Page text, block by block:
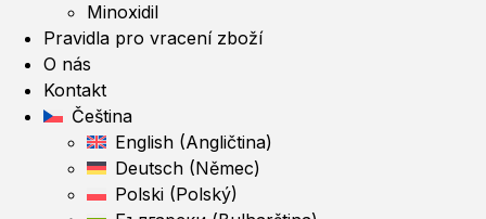
Minoxidil
Pravidla pro vracení zboží
O nás
Kontakt
Čeština
English (Angličtina)
Deutsch (Němec)
Polski (Polský)